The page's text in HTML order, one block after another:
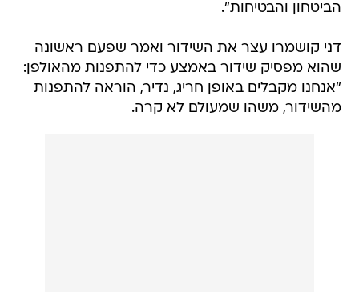
הביטחון והבטיחות".
דני קושמרו עצר את השידור ואמר שפעם ראשונה
שהוא מפסיק שידור באמצע כדי להתפנות מהאולפן:
"אנחנו מקבלים באופן חריג, נדיר, הוראה להתפנות
מהשידור, משהו שמעולם לא קרה.